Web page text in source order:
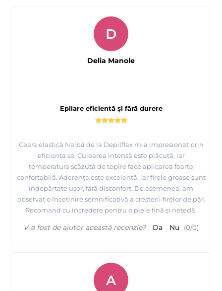
Epilare eficientă și fără durere
Ceara elastică Nalbă de la Depilflax m-a impresionat prin
eficiența sa. Culoarea intensă este plăcută, iar
temperatura scăzută de topire face aplicarea foarte
confortabilă. Aderența este excelentă, iar firele groase sunt
îndepărtate ușor, fără disconfort. De asemenea, am
observat o încetinire semnificativă a creșterii firelor de păr.
Recomand cu încredere pentru o piele fină și netedă.
D
Delia Manole
V-a fost de ajutor această recenzie? Da Nu (0/0)
A